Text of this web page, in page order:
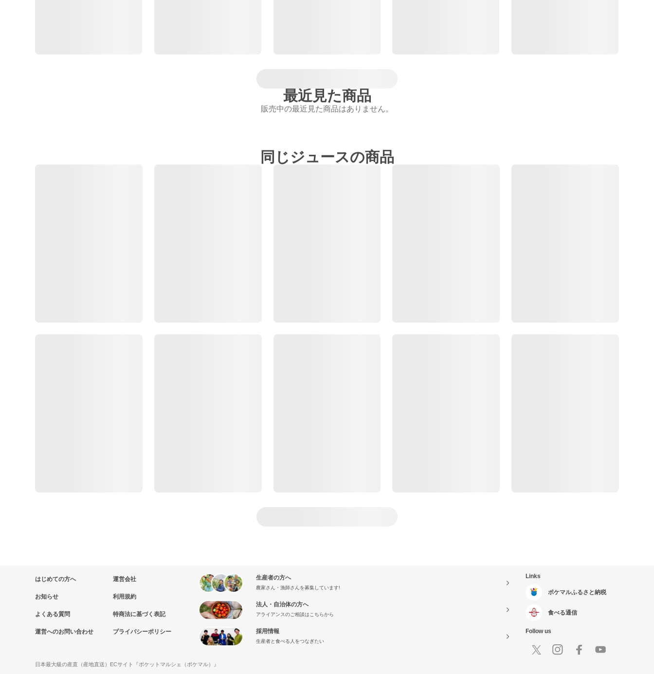
最近見た商品
販売中の最近見た商品はありません。
同じジュースの商品
はじめての方へ
お知らせ
よくある質問
運営へのお問い合わせ
運営会社
利用規約
特商法に基づく表記
プライバシーポリシー
生産者の方へ
農家さん・漁師さんを募集しています!
法人・自治体の方へ
アライアンスのご相談はこちらから
採用情報
生産者と食べる人をつなぎたい
Links
ポケマルふるさと納税
食べる通信
Follow us
日本最大級の産直（産地直送）ECサイト『ポケットマルシェ（ポケマル）』